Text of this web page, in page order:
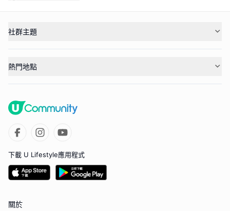
社群主題
熱門地點
下載 U Lifestyle應用程式
關於